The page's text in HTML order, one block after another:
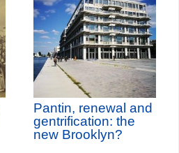
Pantin, renewal and
gentrification: the
new Brooklyn?